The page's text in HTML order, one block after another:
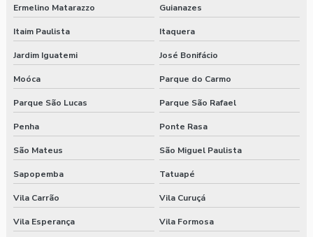
Ermelino Matarazzo Guianazes
Itaim Paulista Itaquera
Jardim Iguatemi José Bonifácio
Moóca Parque do Carmo
Parque São Lucas Parque São Rafael
Penha Ponte Rasa
São Mateus São Miguel Paulista
Sapopemba Tatuapé
Vila Carrão Vila Curuçá
Vila Esperança Vila Formosa